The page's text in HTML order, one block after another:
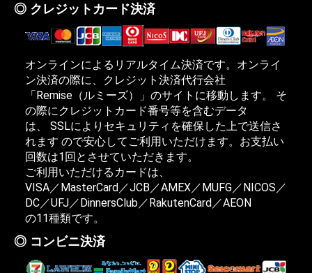
お買い物を続ける カートへ進む
クレジットカード決済
オンラインによるリアルタイム決済です。オンライ
ン決済の際に、クレジット決済代行会社
「Remise（ルミーズ）」のサイトに移動します。 そ
の際にクレジットカード番号等を含むデータ
は、 SSLによりセキュリティを確保した上で送信さ
れます ので安心してご利用いただけます。お支払い
回数は1回とさせていただきます。
ご利用いただけるカードは、
VISA／MasterCard／JCB／AMEX／MUFG／NICOS／
DC／UFJ／DinnersClub／RakutenCard／AEON
の11種類です。
コンビニ決済